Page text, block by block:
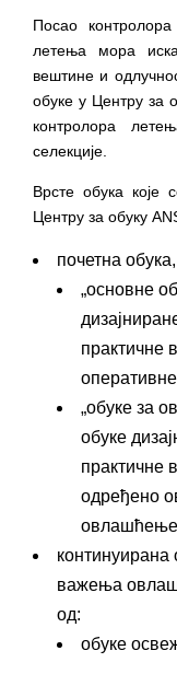
Посао
летења мора
вештине и
обуке у Центру за
контролора
селекције.
Врсте обука које
Центру за обуку
почетна обука,
„основне
практичне
„обуке за
обуке
практичне
одређено
континуирана
важења
од:
обуке